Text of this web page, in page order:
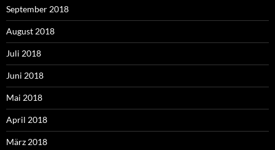
September 2018
August 2018
Juli 2018
Juni 2018
Mai 2018
April 2018
März 2018